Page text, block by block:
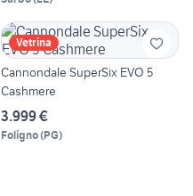
Vetrina
Cannondale SuperSix EVO 5
Cashmere
3.999 €
Foligno(PG)